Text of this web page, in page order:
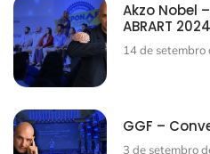
Akzo Nobel
ABRART 2024
14 de setembro
GGF –
3 de setembro